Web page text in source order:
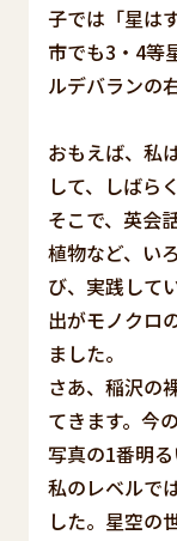
子では「星は
市でも3・4等
ルデバランの
おもえば、私
して、しばら
そこで、英会
植物など、い
び、実践して
出がモノクロ
ました。
さあ、稲沢の
てきます。今
写真の1番明
私のレベルで
した。星空の